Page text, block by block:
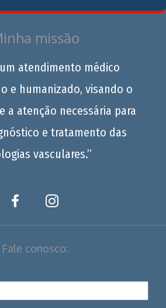
missão
atendimento médico
e humanizado, visando o
a atenção necessária para
e tratamento das
vasculares.”
Fale conosco: